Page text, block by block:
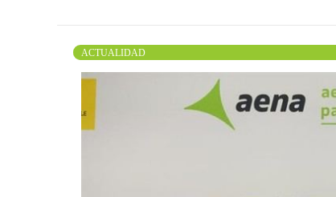
ACTUALIDAD